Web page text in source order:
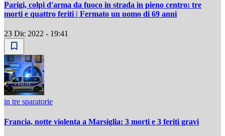
Parigi, colpi d'arma da fuoco in strada in pieno centro: tre
morti e quattro feriti | Fermato un uomo di 69 anni
23 Dic 2022 - 19:41
in tre sparatorie
Francia, notte violenta a Marsiglia: 3 morti e 3 feriti gravi